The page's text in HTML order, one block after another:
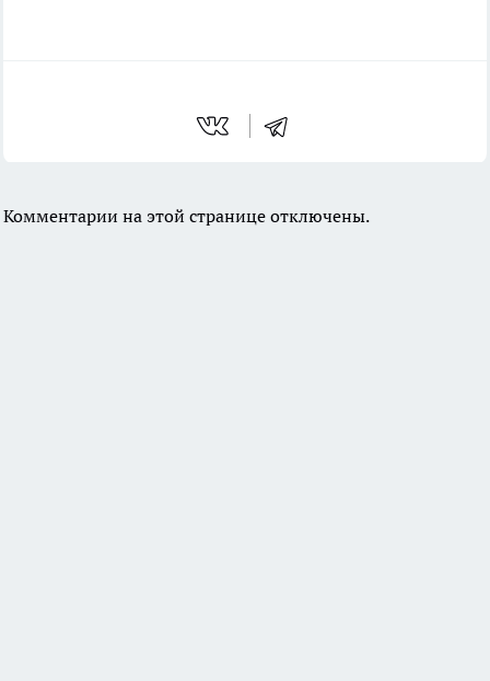
Комментарии на этой странице отключены.